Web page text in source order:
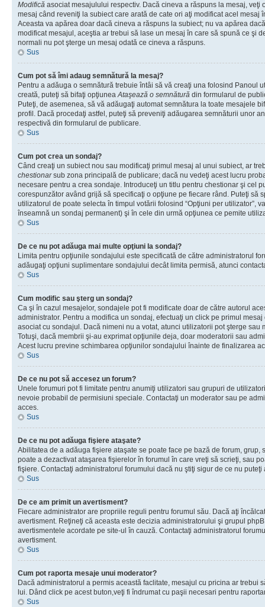
Modifică asociat mesajulului respectiv. Dacă cineva a răspuns la mesaj, veţi
mesaj când reveniţi la subiect care arată de cate ori aţi modificat acel mesaj
Aceasta va apărea doar dacă cineva a răspuns la subiect; nu va apărea
modificat mesajul, aceştia ar trebui să lase un mesaj în care să spună ce şi
normali nu pot şterge un mesaj odată ce cineva a răspuns.
Sus
Cum pot să îmi adaug semnătură la mesaj?
Pentru a adăuga o semnătură trebuie întâi să vă creaţi una folosind Panoul
creată, puteţi să bifaţi opţiuneaAtaşează o semnătură din formularul de
Puteţi, de asemenea, să vă adăugaţi automat semnătura la toate mesajele
profil. Dacă procedaţi astfel, puteţi să preveniţi adăugarea semnăturii unor
respectivă din formularul de publicare.
Sus
Cum pot crea un sondaj?
Când creaţi un subiect nou sau modificaţi primul mesaj al unui subiect, ar
chestionarsub zona principală de publicare; dacă nu vedeţi acest lucru
necesare pentru a crea sondaje. Introduceţi un titlu pentru chestionar şi cel
corespunzător având grijă să specificaţi o opţiune pe fiecare rând. Puteţi să
utilizatorul de poate selecta în timpul votării folosind “Opţiuni per utilizator”,
înseamnă un sondaj permanent) şi în cele din urmă opţiunea ce pemite
Sus
De ce nu pot adăuga mai multe opţiuni la sondaj?
Limita pentru opţiunile sondajului este specificată de către administratorul
adăugaţi opţiuni suplimentare sondajului decât limita permisă, atunci
Sus
Cum modific sau şterg un sondaj?
Ca şi în cazul mesajelor, sondajele pot fi modificate doar de către autorul
administrator. Pentru a modifica un sondaj, efectuaţi un click pe primul
asociat cu sondajul. Dacă nimeni nu a votat, atunci utilizatorii pot şterge
Totuşi, dacă membrii şi-au exprimat opţiunile deja, doar moderatorii sau
Acest lucru previne schimbarea opţiunilor sondajului înainte de finalizarea
Sus
De ce nu pot să accesez un forum?
Unele forumuri pot fi limitate pentru anumiţi utilizatori sau grupuri de
nevoie probabil de permisiuni speciale. Contactaţi un moderator sau pe
acces.
Sus
De ce nu pot adăuga fişiere ataşate?
Abilitatea de a adăuga fişiere ataşate se poate face pe bază de forum, grup,
poate a dezactivat ataşarea fişierelor în forumul în care vreţi să scrieţi, sau
fişiere. Contactaţi administratorul forumului dacă nu ştiţi sigur de ce nu
Sus
De ce am primit un avertisment?
Fiecare administrator are propriile reguli pentru forumul său. Dacă aţi
avertisment. Reţineţi că aceasta este decizia administratorului şi grupul
avertismentele acordate pe site-ul în cauză. Contactaţi administratorul
avertisment.
Sus
Cum pot raporta mesaje unui moderator?
Dacă administratorul a permis această faclitate, mesajul cu pricina ar trebui
lui. Dând click pe acest buton,veţi fi îndrumat cu paşii necesari pentru
Sus